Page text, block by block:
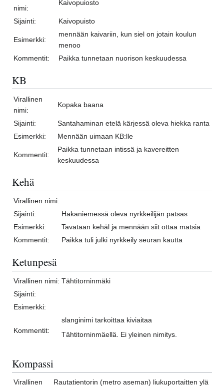
nimi:
Kaivopuiosto
Sijainti: Kaivopuisto
Esimerkki:
mennään kaivariin, kun siel on jotain koulun
menoo
Kommentit:
Paikka tunnetaan nuorison keskuudessa
KB
Virallinen
nimi:
Kopaka baana
Sijainti:
Santahaminan etelä kärjessä oleva hiekka ranta
Esimerkki:
Mennään uimaan KB:lle
Kommentit:
Paikka tunnetaan intissä ja kavereitten
keskuudessa
Kehä
Virallinen nimi:
Sijainti:
Hakaniemessä oleva nyrkkeilijän patsas
Esimerkki:
Tavataan kehäl ja mennään siit ottaa matsia
Kommentit:
Paikka tuli julki nyrkkeily seuran kautta
Ketunpesä
Virallinen nimi: Tähtitorninmäki
Sijainti:
Esimerkki:
Kommentit:
slanginimi tarkoittaa kiviaitaa
Tähtitorninmäellä. Ei yleinen nimitys.
Kompassi
Virallinen
Rautatientorin (metro aseman) liukuportaitten ylä